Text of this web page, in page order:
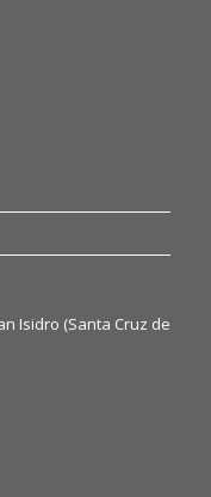
Isidro (Santa Cruz de